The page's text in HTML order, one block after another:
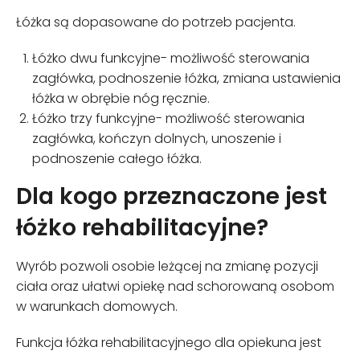
Łóżka są dopasowane do potrzeb pacjenta.
Łóżko dwu funkcyjne- możliwość sterowania
zagłówka, podnoszenie łóżka, zmiana ustawienia
łóżka w obrębie nóg ręcznie.
Łóżko trzy funkcyjne- możliwość sterowania
zagłówka, kończyn dolnych, unoszenie i
podnoszenie całego łóżka.
Dla kogo przeznaczone jest
łóżko rehabilitacyjne?
Wyrób pozwoli osobie leżącej na zmianę pozycji
ciała oraz ułatwi opiekę nad schorowaną osobom
w warunkach domowych.
Funkcja łóżka rehabilitacyjnego dla opiekuna jest